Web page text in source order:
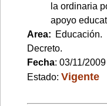
la ordinaria
apoyo
Area:
Decreto.
Fecha: 03/11/2009
Estado: Vigente